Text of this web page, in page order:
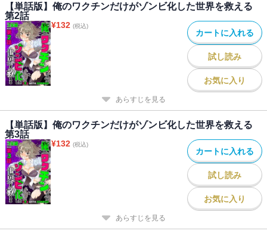
【単話版】俺のワクチンだけがゾンビ化した世界を救える
第2話
¥132 (税込)
カートに入れる
試し読み
お気に入り
あらすじを見る
【単話版】俺のワクチンだけがゾンビ化した世界を救える
第3話
¥132 (税込)
カートに入れる
試し読み
お気に入り
あらすじを見る